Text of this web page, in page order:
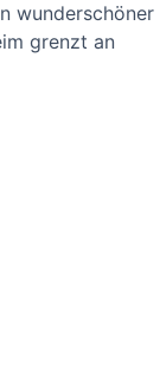
wunderschöner
grenzt an